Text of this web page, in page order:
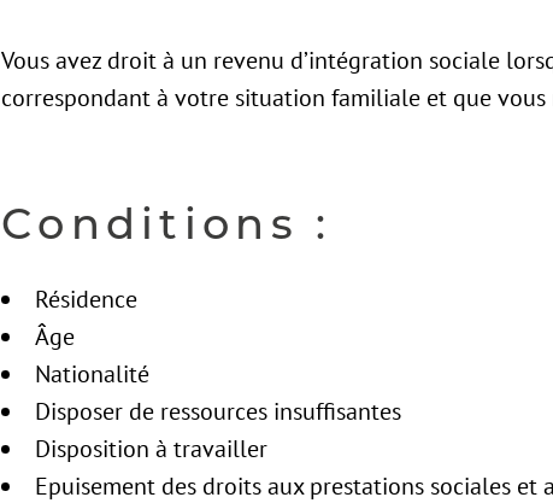
Vous avez droit à un revenu d’intégration sociale
correspondant à votre situation familiale et que
Conditions :
Résidence
Âge
Nationalité
Disposer de ressources insuffisantes
Disposition à travailler
Epuisement des droits aux prestations sociales et